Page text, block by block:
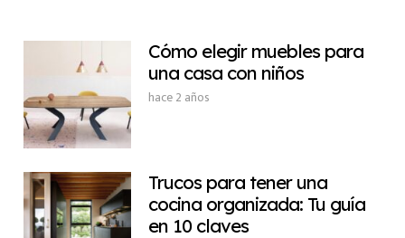
Cómo elegir muebles para
una casa con niños
hace 2 años
Trucos para tener una
cocina organizada: Tu guía
en 10 claves